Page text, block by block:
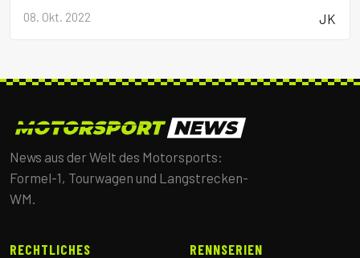
08. Okt. 2022 JK
News aus der Welt des Motorsports:
Formel-1, Tourwagen und Langstrecken-
WM.
RECHTLICHES RENNSERIEN